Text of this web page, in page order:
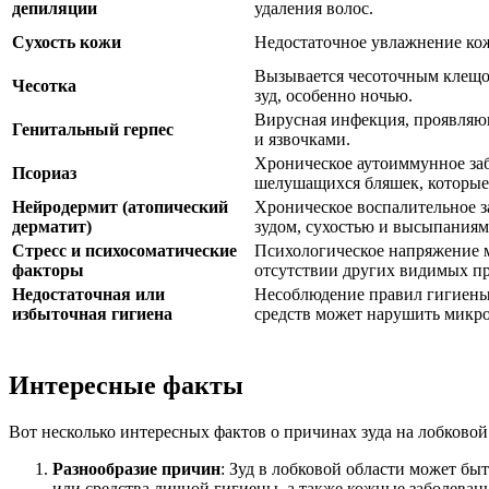
депиляции
удаления волос.
Сухость кожи
Недостаточное увлажнение
Чесотка
Вызывается чесоточным
зуд, особенно ночью.
Генитальный герпес
Вирусная инфекция,
и язвочками.
Псориаз
Хроническое аутоиммунное
шелушащихся бляшек, которые
Нейродермит (атопический
дерматит)
Хроническое
зудом, сухостью и
Стресс и психосоматические
факторы
Психологическое напряжение
отсутствии других видимых
Недостаточная или
избыточная гигиена
Несоблюдение правил
средств может нарушить
Интересные факты
Вот несколько интересных фактов о причинах зуда на
Разнообразие причин: Зуд в лобковой области может